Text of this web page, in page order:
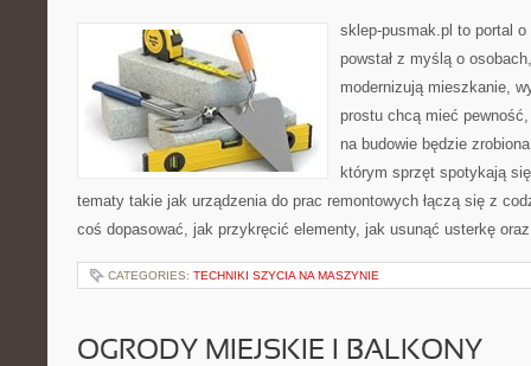
sklep-pusmak.pl to portal
powstał z myślą o
modernizują mieszkanie,
prostu chcą mieć
na budowie będzie
którym sprzęt spotykają
tematy takie jak urządzenia do prac remontowych łączą się z
coś dopasować, jak przykręcić elementy, jak usunąć usterkę
CATEGORIES: TECHNIKI SZYCIA NA MASZYNIE
OGRODY MIEJSKIE I BALKONY